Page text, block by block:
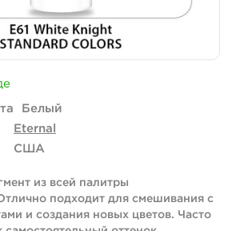
Белый
Eternal
США
из всей палитры
подходит для смешивания с
и создания новых цветов. Часто